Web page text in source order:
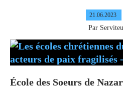
21.06.2023
Par
École des Soeurs de